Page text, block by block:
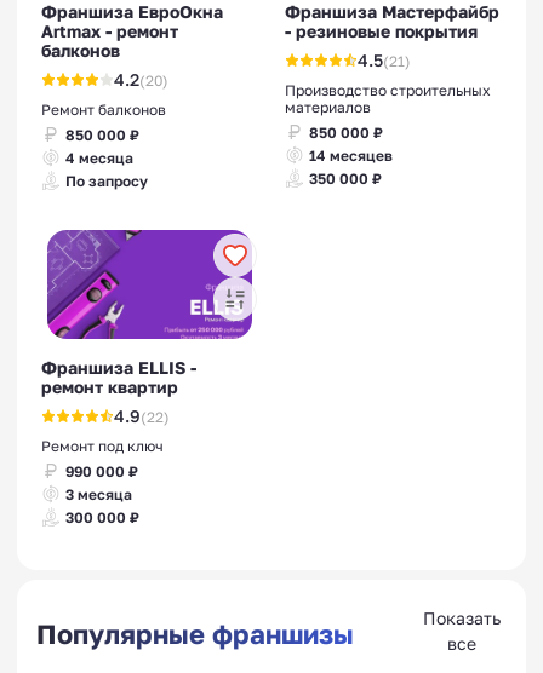
Франшиза ЕвроОкна
Artmax - ремонт
балконов
4.2(20)
Ремонт балконов
850 000 ₽
4 месяца
По запросу
Франшиза Мастерфайбр
- резиновые покрытия
4.5(21)
Производство строительных
материалов
850 000 ₽
14 месяцев
350 000 ₽
Франшиза ELLIS -
ремонт квартир
4.9(22)
Ремонт под ключ
990 000 ₽
3 месяца
300 000 ₽
Популярные франшизы
Показать
все